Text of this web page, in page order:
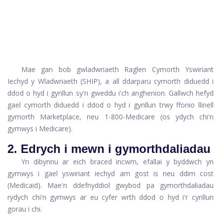
Mae gan bob gwladwriaeth Raglen Cymorth Yswiriant
Iechyd y Wladwriaeth (SHIP), a all ddarparu cymorth diduedd i
ddod o hyd i gynllun sy'n gweddu i'ch anghenion. Gallwch hefyd
gael cymorth diduedd i ddod o hyd i gynllun trwy ffonio llinell
gymorth Marketplace, neu 1-800-Medicare (os ydych chi'n
gymwys i Medicare).
2. Edrych i mewn i gymorthdaliadau
Yn dibynnu ar eich braced incwm, efallai y byddwch yn
gymwys i gael yswiriant iechyd am gost is neu ddim cost
(Medicaid). Mae'n ddefnyddiol gwybod pa gymorthdaliadau
rydych chi'n gymwys ar eu cyfer wrth ddod o hyd i'r cynllun
gorau i chi.